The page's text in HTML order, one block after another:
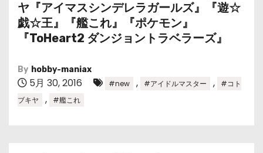
ヤ『アイマスシンデレラガールズ』『遊☆
戯☆王』『艦これ』『ポケモン』
『ToHeart2 ダンジョントラベラーズ』
By hobby-maniax
5月 30, 2016 #new , #アイドルマスター ,
#コト
ブキヤ
, #艦これ